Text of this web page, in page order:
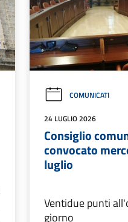
COMUNICATI
24 LUGLIO 2026
Consiglio
convocato
luglio
Ventidue punti
giorno